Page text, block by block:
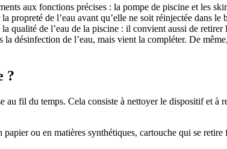
aux fonctions précises : la pompe de piscine et les
propreté de l’eau avant qu’elle ne soit réinjectée dans
qualité de l’eau de la piscine : il convient aussi de
désinfection de l’eau, mais vient la compléter. De
?
fil du temps. Cela consiste à nettoyer le dispositif et
ou en matières synthétiques, cartouche qui se